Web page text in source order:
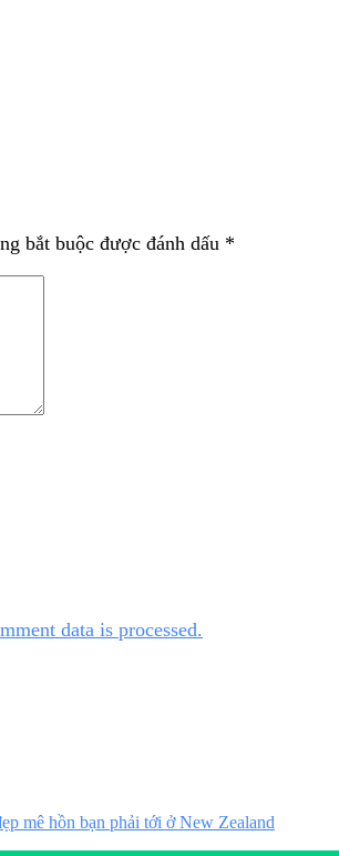
bắt buộc được đánh dấu *
data is processed.
mê hồn bạn phải tới ở New Zealand